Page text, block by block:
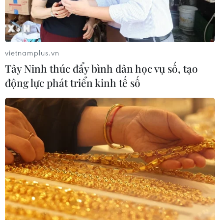
Nhật Bản: Nội các thông qua chính
sách giảm thuế tiêu thụ thực phẩm
xuống 1%
05/08/2026 15:30
Ngành Hải quan đẩy mạnh cải cách
thể chế và hiện đại hóa công tác
quản lý
05/08/2026 12:35
Ngân hàng trước làn sóng AI: Dữ liệu
là đòn bẩy, quản trị là chìa khóa
05/08/2026 09:25
vietnamplus.vn
Tây Ninh thúc đẩy bình dân học vụ số, tạo
động lực phát triển kinh tế số